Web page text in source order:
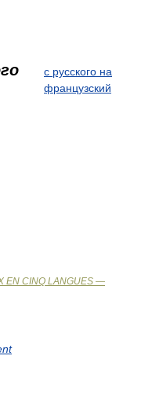
с русского на
французский
EN CINQ LANGUES —